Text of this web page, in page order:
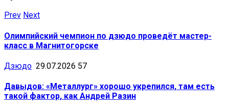
Prev Next
Олимпийский чемпион по дзюдо проведёт мастер-
класс в Магнитогорске
Дзюдо 29.07.2026 57
Давыдов: «Металлург» хорошо укрепился, там есть
такой фактор, как Андрей Разин